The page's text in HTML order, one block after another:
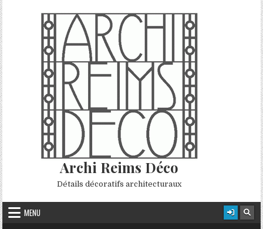
Skip to content
Archi Reims Déco
Détails décoratifs architecturaux
MENU